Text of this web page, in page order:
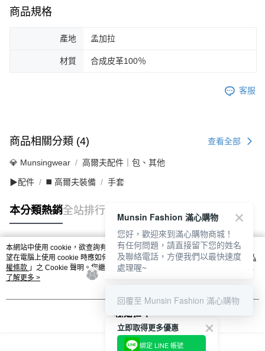
商品規格
產地 孟加拉
材質 合成皮革100％
客服
商品相關分類 (4) 查看全部
💎 Munsingwear 高爾夫配件｜包、其他
▶配件 ◼️ 高爾夫裝備 手套
本分類熱銷全站排行
熱門標籤
本網站中使用 cookie，欲查詢有關本網站使用 cookie 方式之詳情，及若您不希
望在電腦上使用 cookie 時應如何變更電腦的 cookie 設定，請參閱本網站「
隱私
權條款 」之 Cookie 聲明。您繼續使用本網站即表示您同意本公司得按本網站使
用條款之 Cookie 聲明使用 cookie。
了解更多 >
我知道了
立即取得更多優惠
綁定 LINE 帳號
Munsin Fashion 滿心購物
您好，歡迎來到滿心購物商城！
有任何問題，請直接留下您的姓名
及聯絡電話，方便我們以最快速度
處理喔~
回覆至 Munsin Fashion 滿心購物